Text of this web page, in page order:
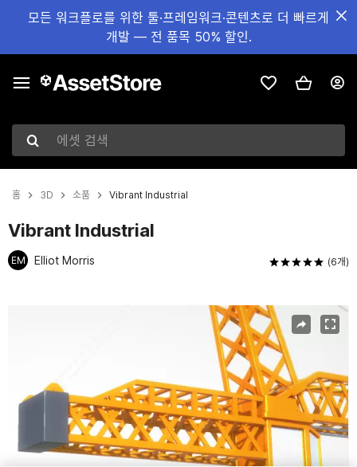
모든 워크플로를 위한 툴·프레임워크·콘텐츠로 더 빠르게
개발 — 전 품목 50% 할인.
에셋 검색
홈 3D 소품 Vibrant Industrial
Vibrant Industrial
EM Elliot Morris (6개)